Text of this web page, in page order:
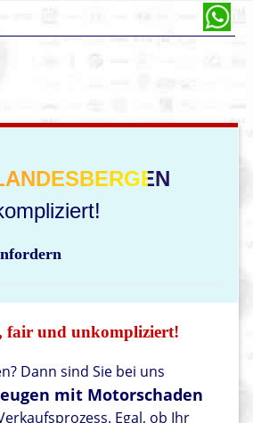
fair und unkompliziert!
Dann sind Sie bei uns
mit Motorschaden
Egal, ob Ihr